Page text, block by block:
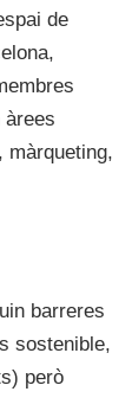
de
àrees
màrqueting,
barreres
sostenible,
però